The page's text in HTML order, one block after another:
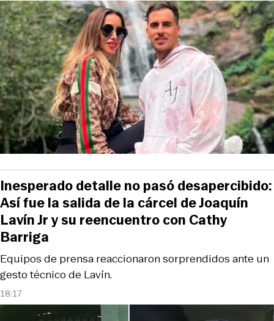
18:17
Equipos de prensa reaccionaron sorprendidos ante un
gesto técnico de Lavín.
Inesperado detalle no pasó desapercibido:
Así fue la salida de la cárcel de Joaquín
Lavín Jr y su reencuentro con Cathy
Barriga